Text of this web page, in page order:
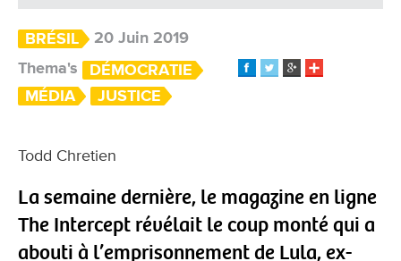
BRÉSIL
20 Juin 2019
Thema's
DÉMOCRATIE
MÉDIA
JUSTICE
Todd Chretien
La semaine dernière, le magazine en ligne
The Intercept révélait le coup monté qui a
abouti à l’emprisonnement de Lula, ex-